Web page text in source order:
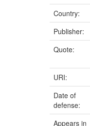
Country:
Publisher:
Quote:
URI:
Date of
defense:
Appears in